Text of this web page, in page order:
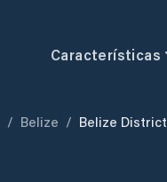
Características
/ Belize / Belize District